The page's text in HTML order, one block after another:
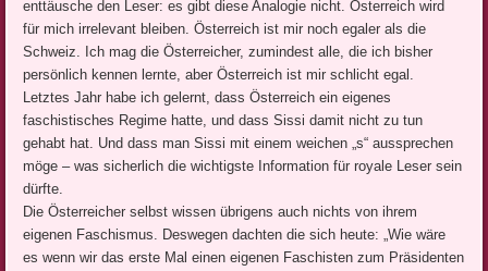
enttäusche den Leser: es gibt diese Analogie nicht. Österreich wird
für mich irrelevant bleiben. Österreich ist mir noch egaler als die
Schweiz. Ich mag die Österreicher, zumindest alle, die ich bisher
persönlich kennen lernte, aber Österreich ist mir schlicht egal.
Letztes Jahr habe ich gelernt, dass Österreich ein eigenes
faschistisches Regime hatte, und dass Sissi damit nicht zu tun
gehabt hat. Und dass man Sissi mit einem weichen „s“ aussprechen
möge – was sicherlich die wichtigste Information für royale Leser sein
dürfte.
Die Österreicher selbst wissen übrigens auch nichts von ihrem
eigenen Faschismus. Deswegen dachten die sich heute: „Wie wäre
es wenn wir das erste Mal einen eigenen Faschisten zum Präsidenten